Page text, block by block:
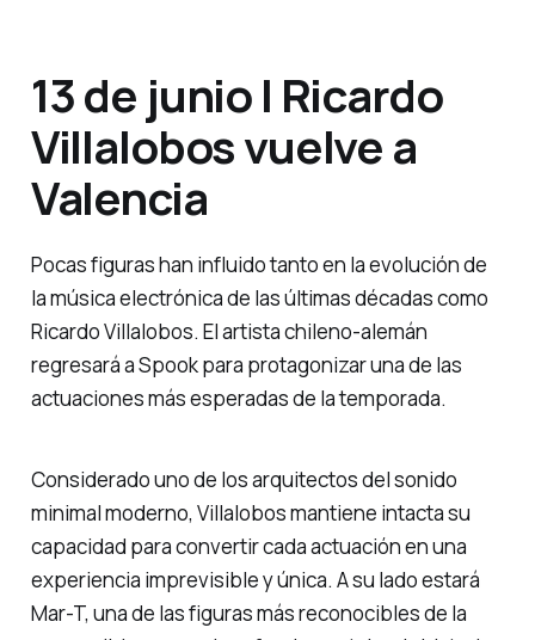
13 de junio | Ricardo
Villalobos vuelve a
Valencia
Pocas figuras han influido tanto en la evolución de
la música electrónica de las últimas décadas como
Ricardo Villalobos. El artista chileno-alemán
regresará a Spook para protagonizar una de las
actuaciones más esperadas de la temporada.
Considerado uno de los arquitectos del sonido
minimal moderno, Villalobos mantiene intacta su
capacidad para convertir cada actuación en una
experiencia imprevisible y única. A su lado estará
Mar-T, una de las figuras más reconocibles de la